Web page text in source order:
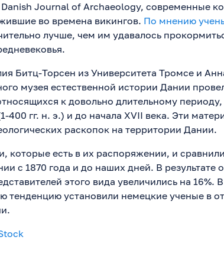
Danish Journal of Archaeology, современные
во времена викингов. По мнению
лучше, чем им удавалось
Битц-Торсен из Университета Тромсе и
музея естественной истории Дании
к довольно длительному периоду,
400 гг. н. э.) и до начала XVII века. Эти
раскопок на территории Дании.
которые есть в их распоряжении, и
с 1870 года и до наших дней. В результате
этого вида увеличились на 16%.
тенденцию установили немецкие ученые в